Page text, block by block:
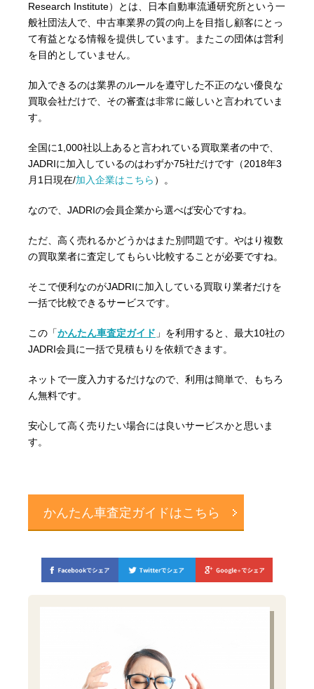
Research Institute）とは、日本自動車流通研究所という一
般社団法人で、中古車業界の質の向上を目指し顧客にとっ
て有益となる情報を提供しています。またこの団体は営利
を目的としていません。
加入できるのは業界のルールを遵守した不正のない優良な
買取会社だけで、その審査は非常に厳しいと言われていま
す。
全国に1,000社以上あると言われている買取業者の中で、
JADRIに加入しているのはわずか75社だけです（2018年3
月1日現在/加入企業はこちら ）。
なので、JADRIの会員企業から選べば安心ですね。
ただ、高く売れるかどうかはまた別問題です。やはり複数
の買取業者に査定してもらい比較することが必要ですね。
そこで便利なのがJADRIに加入している買取り業者だけを
一括で比較できるサービスです。
この「かんたん車査定ガイド 」を利用すると、最大10社の
JADRI会員に一括で見積もりを依頼できます。
ネットで一度入力するだけなので、利用は簡単で、もちろ
ん無料です。
安心して高く売りたい場合には良いサービスかと思いま
す。
かんたん車査定ガイドはこちら